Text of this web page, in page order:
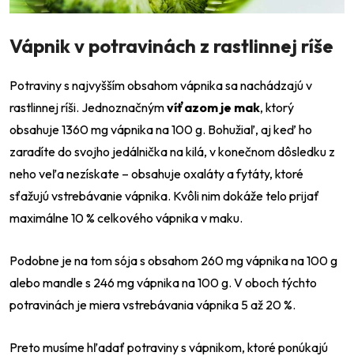
Vápnik v potravinách z rastlinnej ríše
Potraviny s najvyšším obsahom vápnika sa nachádzajú v
rastlinnej ríši. Jednoznačnýmvíťazom je mak, ktorý
obsahuje 1360 mg vápnika na 100 g. Bohužiaľ, aj keď ho
zaradíte do svojho jedálnička na kilá, v konečnom dôsledku z
neho veľa nezískate – obsahuje oxaláty a fytáty, ktoré
sťažujú vstrebávanie vápnika. Kvôli nim dokáže telo prijať
maximálne 10 % celkového vápnika v maku.
Podobne je na tom sója s obsahom 260 mg vápnika na 100 g
alebo mandle s 246 mg vápnika na 100 g. V oboch týchto
potravinách je miera vstrebávania vápnika 5 až 20 %.
Preto musíme hľadať potraviny s vápnikom, ktoré ponúkajú